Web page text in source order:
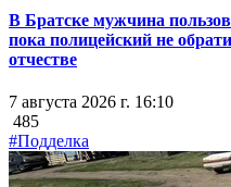
В Братске мужчина
пока полицейский не
отчестве
7 августа 2026 г. 16:10
485
#Подделка